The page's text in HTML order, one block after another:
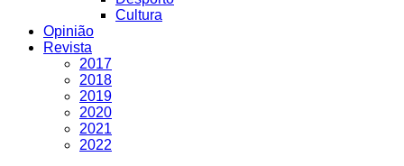
Cultura
Opinião
Revista
2017
2018
2019
2020
2021
2022